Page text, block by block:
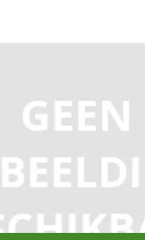
koppelstuk voor
verzonden!